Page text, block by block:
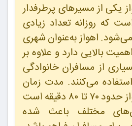
یکی از مسیرهای پرطرفدار
که روزانه تعداد زیادی
می‌شود. اهواز به‌عنوان شهری
بالایی دارد و علاوه بر
از مسافران خانوادگی
می‌کنند. مدت زمان
پرواز تهران به اهواز حدود ۷۰ تا ۸۰ دقیقه است
مختلف باعث شده